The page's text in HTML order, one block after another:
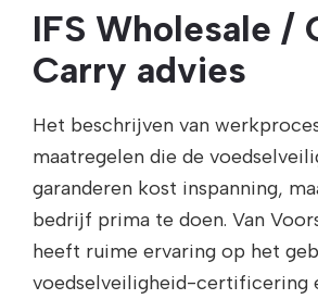
IFS Wholesale /
Carry advies
Het beschrijven van
maatregelen die de
garanderen kost inspanning,
bedrijf prima te doen. Van
heeft ruime ervaring op het
voedselveiligheid-certificering